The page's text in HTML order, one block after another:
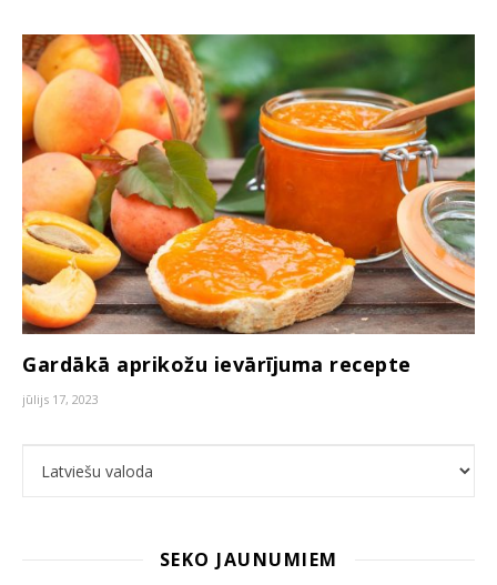
Gardākā aprikožu ievārījuma recepte
jūlijs 17, 2023
Choose a language
SEKO JAUNUMIEM